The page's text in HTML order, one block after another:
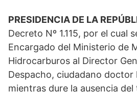
PRESIDENCIA DE LA
Decreto Nº 1.115, por el cual
Encargado del Ministerio de
Hidrocarburos al Director
Despacho, ciudadano doctor
mientras dure la ausencia del